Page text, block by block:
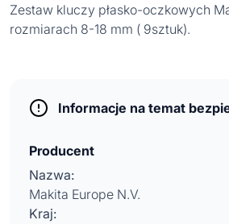
Zestaw kluczy płasko-oczkowych
rozmiarach 8-18 mm ( 9sztuk).
Informacje na temat
Producent
Nazwa:
Makita Europe N.V.
Kraj: